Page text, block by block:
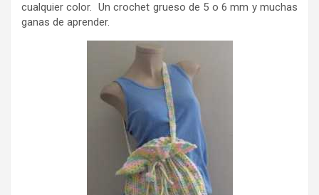
cualquier color. Un crochet grueso de 5 o 6 mm y muchas
ganas de aprender.